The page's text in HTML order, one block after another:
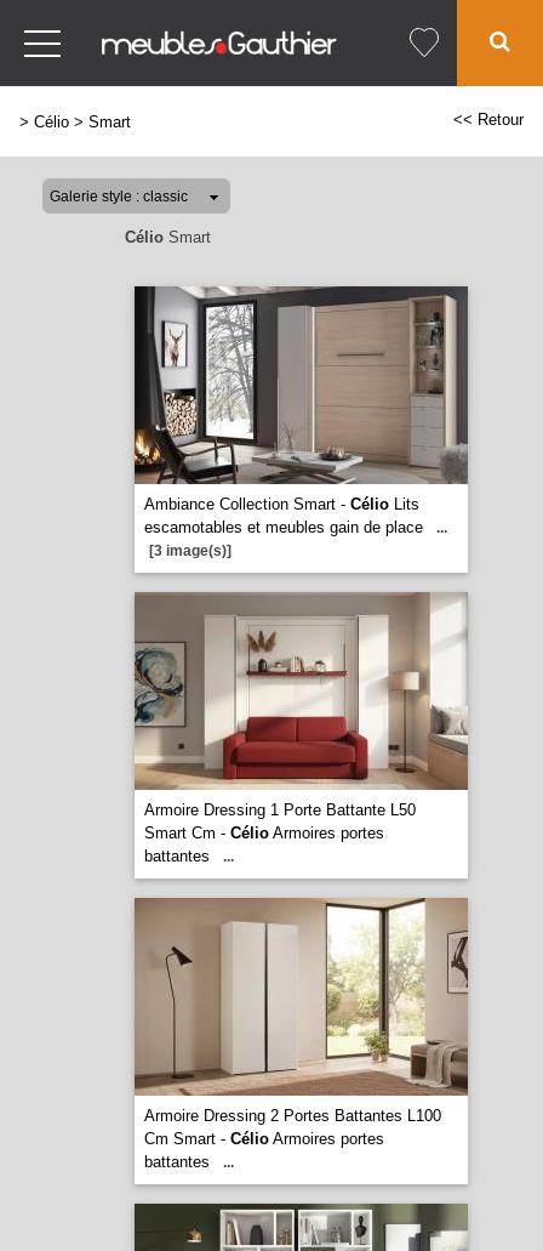
> Célio > Smart << Retour
CélioSmart
Ambiance Collection Smart - CélioLits
escamotables et meubles gain de place
...
[3 image(s)]
Armoire Dressing 1 Porte Battante L50
Smart Cm - CélioArmoires portes
battantes
...
Armoire Dressing 2 Portes Battantes L100
Cm Smart - CélioArmoires portes
battantes
...